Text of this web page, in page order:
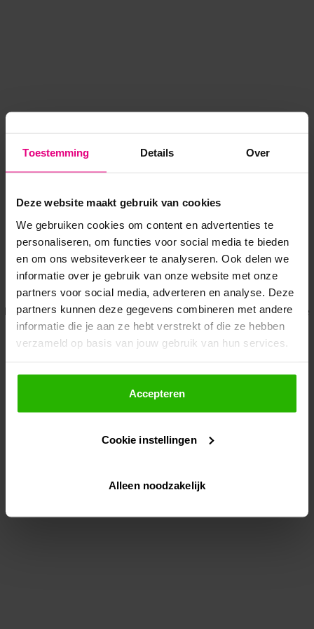
Toestemming Details Over
Deze website maakt gebruik van cookies
We gebruiken cookies om content en advertenties te
personaliseren, om functies voor social media te bieden
en om ons websiteverkeer te analyseren. Ook delen we
informatie over je gebruik van onze website met onze
partners voor social media, adverteren en analyse. Deze
partners kunnen deze gegevens combineren met andere
informatie die je aan ze hebt verstrekt of die ze hebben
verzameld op basis van jouw gebruik van hun services.
Als je op "Accepteer" klikt, dan geef je Voordeeluitjes.nl
toestemming om cookies voor social media en
gepersonaliseerde advertenties te plaatsen.
Lees hier meer over in onsprivacybeleid
Via "Cookie instellingen" kun je ook zelf instellen welke
Accepteren
Cookie instellingen
Alleen noodzakelijk
Application error: a client-side exception has occurred while
loadingwww.voordeeluitjes.nl (see the browser console for more
information).